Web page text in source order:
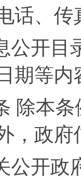
话、
公开目
期等内
除本
，政府
公开政